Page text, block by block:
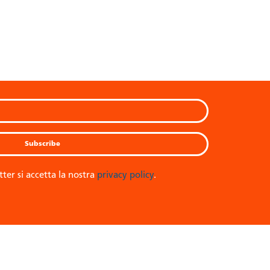
si accetta la nostra privacy policy.